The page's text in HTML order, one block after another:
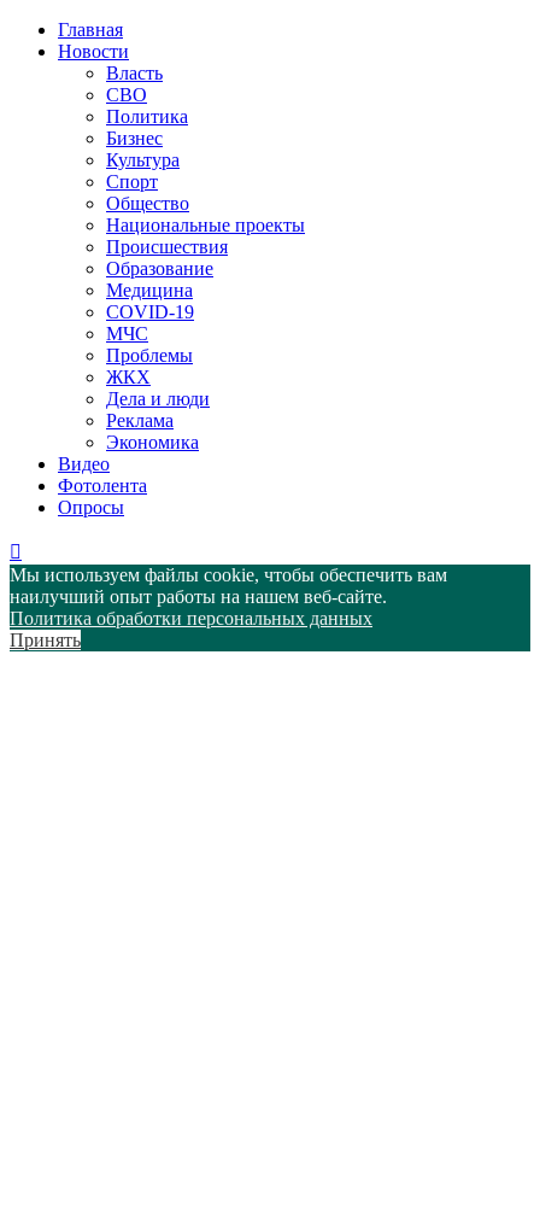
Главная
Новости
Власть
СВО
Политика
Бизнес
Культура
Спорт
Общество
Национальные проекты
Происшествия
Образование
Медицина
COVID-19
МЧС
Проблемы
ЖКХ
Дела и люди
Реклама
Экономика
Видео
Фотолента
Опросы
Мы используем файлы cookie, чтобы обеспечить вам
наилучший опыт работы на нашем веб-сайте.
Политика обработки персональных данных
Принять